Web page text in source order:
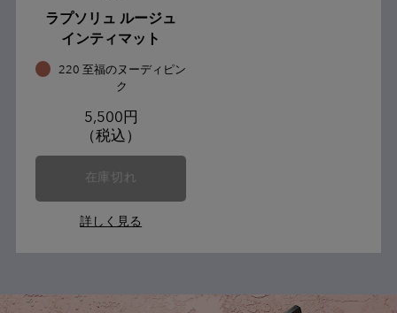
ラプソリュ ルージュ
インティマット
220 至福のヌーディピン
ク
5,500円
（税込）
在庫切れ
詳しく見る